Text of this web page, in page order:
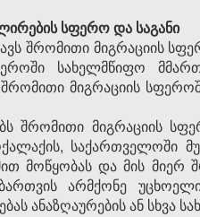
სფერო და საგანი
შრომითი მიგრაციის
სახელმწიფო
შრომითი მიგრაციის
შრომითი მიგრაციის
საქართველოში
მოწყობას და მის მიერ
არმქონე
ანაზღაურების ან სხვა